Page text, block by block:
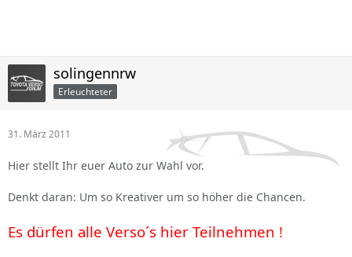
solingennrw
Erleuchteter
31. März 2011
Hier stellt Ihr euer Auto zur Wahl vor.
Denkt daran: Um so Kreativer um so höher die Chancen.
Es dürfen alle Verso´s hier Teilnehmen !